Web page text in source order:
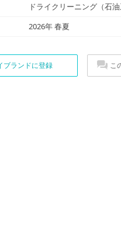
ドライクリーニング（石
2026年 春夏
ブランドに登録 こ